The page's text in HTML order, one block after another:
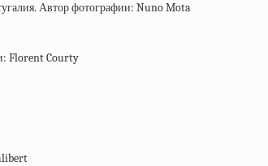
Автор фотографии: Nuno Mota
Florent Courty